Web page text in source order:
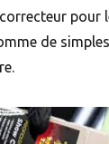
pour
de